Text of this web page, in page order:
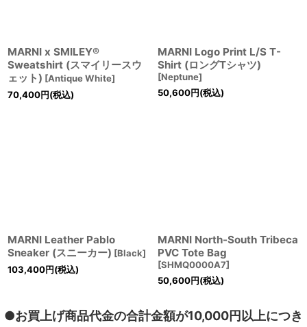
MARNI x SMILEY®
Sweatshirt (スマイリースウ
ェット) [Antique White]
70,400円(税込)
MARNI Logo Print L/S T-
Shirt (ロングTシャツ)
[Neptune]
50,600円(税込)
MARNI Leather Pablo
Sneaker (スニーカー) [Black]
103,400円(税込)
MARNI North-South Tribeca
PVC Tote Bag
[SHMQ0000A7]
50,600円(税込)
●お買上げ商品代金の合計金額が10,000円以上につき